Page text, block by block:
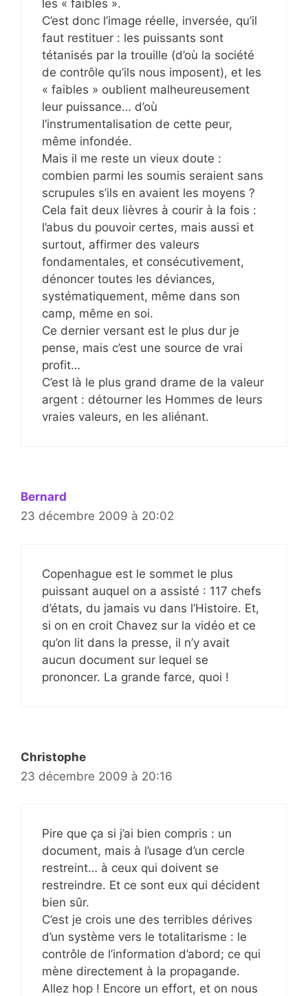
les « faibles ».
C’est donc l’image réelle, inversée, qu’il
faut restituer : les puissants sont
tétanisés par la trouille (d’où la société
de contrôle qu’ils nous imposent), et les
« faibles » oublient malheureusement
leur puissance… d’où
l’instrumentalisation de cette peur,
même infondée.
Mais il me reste un vieux doute :
combien parmi les soumis seraient sans
scrupules s’ils en avaient les moyens ?
Cela fait deux lièvres à courir à la fois :
l’abus du pouvoir certes, mais aussi et
surtout, affirmer des valeurs
fondamentales, et consécutivement,
dénoncer toutes les déviances,
systématiquement, même dans son
camp, même en soi.
Ce dernier versant est le plus dur je
pense, mais c’est une source de vrai
profit…
C’est là le plus grand drame de la valeur
argent : détourner les Hommes de leurs
vraies valeurs, en les aliénant.
Bernard
23 décembre 2009 à 20:02
Copenhague est le sommet le plus
puissant auquel on a assisté : 117 chefs
d’états, du jamais vu dans l’Histoire. Et,
si on en croit Chavez sur la vidéo et ce
qu’on lit dans la presse, il n’y avait
aucun document sur lequel se
prononcer. La grande farce, quoi !
Christophe
23 décembre 2009 à 20:16
Pire que ça si j’ai bien compris : un
document, mais à l’usage d’un cercle
restreint… à ceux qui doivent se
restreindre. Et ce sont eux qui décident
bien sûr.
C’est je crois une des terribles dérives
d’un système vers le totalitarisme : le
contrôle de l’information d’abord; ce qui
mène directement à la propagande.
Allez hop ! Encore un effort, et on nous